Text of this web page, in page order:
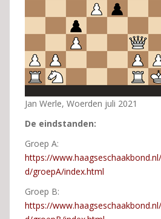
Jan Werle, Woerden juli 2021
De eindstanden:
Groep A:
https://
d/groepA/index.html
Groep B:
https://